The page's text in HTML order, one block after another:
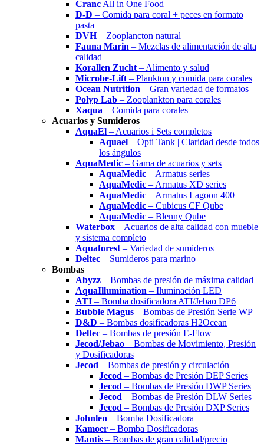
Cranc All in One Food
D-D – Comida para coral + peces en formato
pasta
DVH– Zooplancton natural
Fauna Marin – Mezclas de alimentación de alta
calidad
Korallen Zucht – Alimento y salud
Microbe-Lift – Plankton y comida para corales
Ocean Nutrition – Gran variedad de formatos
Polyp Lab – Zooplankton para corales
Xaqua – Comida para corales
Acuarios y Sumideros
AquaEl – Acuarios i Sets completos
Aquael – Opti Tank | Claridad desde todos
los ángulos
AquaMedic – Gama de acuarios y sets
AquaMedic – Armatus series
AquaMedic – Armatus XD series
AquaMedic – Armatus Lagoon 400
AquaMedic – Cubicus CF Qube
AquaMedic – Blenny Qube
Waterbox – Acuarios de alta calidad con mueble
y sistema completo
Aquaforest – Variedad de sumideros
Deltec – Sumideros para marino
Bombas
Abyzz – Bombas de presión de máxima calidad
AquaIllumination – Iluminación LED
ATI – Bomba dosificadora ATI/Jebao DP6
Bubble Magus – Bombas de Presión Serie WP
D&D – Bombas dosificadoras H2Ocean
Deltec – Bombas de presión E-Flow
Jecod/Jebao – Bombas de Movimiento, Presión
y Dosificadoras
Jecod – Bombas de presión y circulación
Jecod – Bombas de Presión DEP Series
Jecod – Bombas de Presión DWP Series
Jecod – Bombas de Presión DLW Series
Jecod – Bombas de Presión DXP Series
Johnlen – Bomba Dosificadora
Kamoer – Bomba Dosificadoras
Mantis – Bombas de gran calidad/precio